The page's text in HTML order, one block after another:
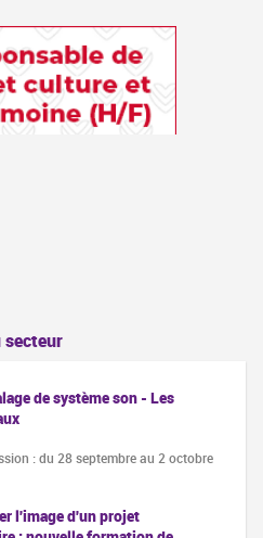
secteur
de système son - Les
: du 28 septembre au 2 octobre
l'image d'un projet